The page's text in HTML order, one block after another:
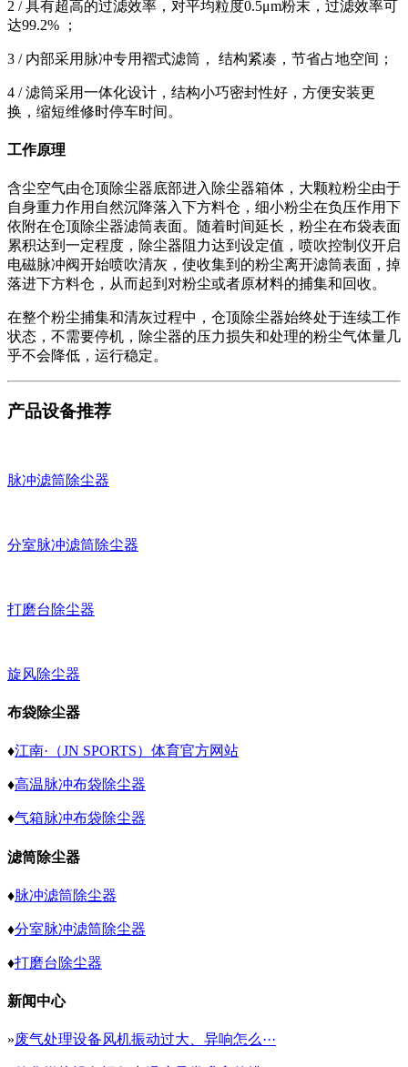
2 / 具有超高的过滤效率，对平均粒度0.5μm粉末，过滤效率可
达99.2% ；
3 / 内部采用脉冲专用褶式滤筒， 结构紧凑，节省占地空间；
4 / 滤筒采用一体化设计，结构小巧密封性好，方便安装更
换，缩短维修时停车时间。
工作原理
含尘空气由仓顶除尘器底部进入除尘器箱体，大颗粒粉尘由于
自身重力作用自然沉降落入下方料仓，细小粉尘在负压作用下
依附在仓顶除尘器滤筒表面。随着时间延长，粉尘在布袋表面
累积达到一定程度，除尘器阻力达到设定值，喷吹控制仪开启
电磁脉冲阀开始喷吹清灰，使收集到的粉尘离开滤筒表面，掉
落进下方料仓，从而起到对粉尘或者原材料的捕集和回收。
在整个粉尘捕集和清灰过程中，仓顶除尘器始终处于连续工作
状态，不需要停机，除尘器的压力损失和处理的粉尘气体量几
乎不会降低，运行稳定。
产品设备推荐
脉冲滤筒除尘器
分室脉冲滤筒除尘器
打磨台除尘器
旋风除尘器
布袋除尘器
♦江南·（JN SPORTS）体育官方网站
♦高温脉冲布袋除尘器
♦气箱脉冲布袋除尘器
滤筒除尘器
♦脉冲滤筒除尘器
♦分室脉冲滤筒除尘器
♦打磨台除尘器
新闻中心
»废气处理设备风机振动过大、异响怎么···